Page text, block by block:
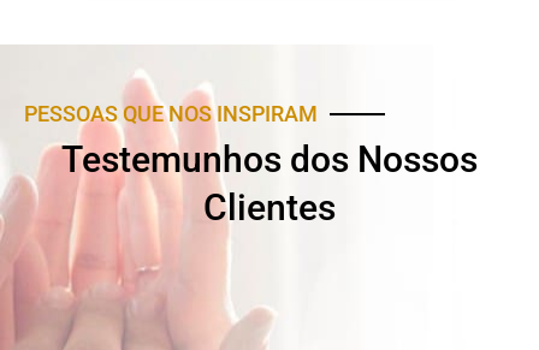
PESSOAS QUE NOS INSPIRAM
Testemunhos dos Nossos
Clientes